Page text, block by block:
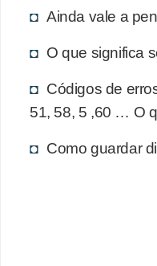
Ainda vale a
O que significa
Códigos de
51, 58, 5 ,60 … O
Como guardar
o
a